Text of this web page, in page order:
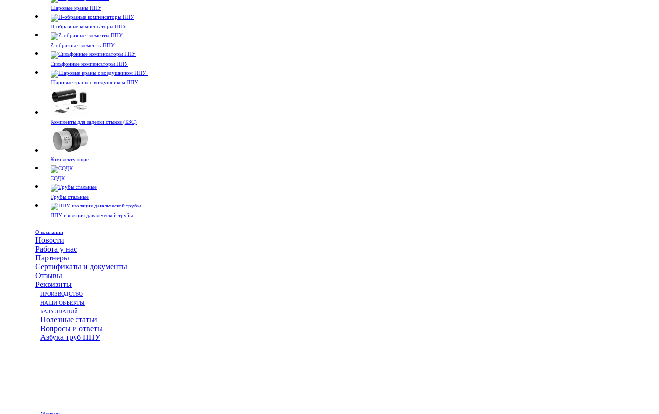
Шаровые краны ППУ
П-образные компенсаторы ППУ
Z-образные элементы ППУ
Сильфонные компенсаторы ППУ
Шаровые краны с воздушником ППУ
Комплекты для заделки стыков (КЗС)
Комплектующие
СОДК
Трубы стальные
ППУ изоляция давальческой трубы
О компании
Новости
Работа у нас
Партнеры
Сертификаты и документы
Отзывы
Реквизиты
ПРОИЗВОДСТВО
НАШИ ОБЪЕКТЫ
БАЗА ЗНАНИЙ
Полезные статьи
Вопросы и ответы
Азбука труб ППУ